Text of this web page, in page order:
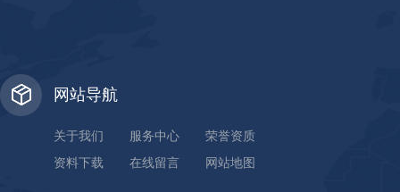
网站导航
关于我们 服务中心
荣誉资质
资料下载
在线留言 网站地图